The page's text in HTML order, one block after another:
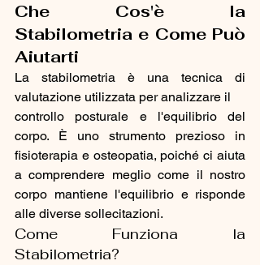
Che Cos'è la
Stabilometria e Come Può
Aiutarti
La stabilometria è una tecnica di
valutazione utilizzata per analizzare il
controllo posturale e l'equilibrio del
corpo. È uno strumento prezioso in
fisioterapia e osteopatia, poiché ci aiuta
a comprendere meglio come il nostro
corpo mantiene l'equilibrio e risponde
alle diverse sollecitazioni.
Come Funziona la
Stabilometria?